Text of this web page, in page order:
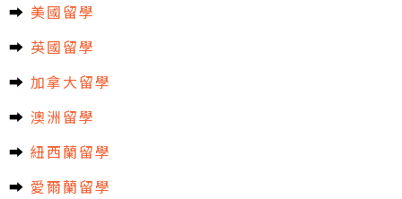
➡︎ 美國留學
➡︎ 英國留學
➡︎ 加拿大留學
➡︎ 澳洲留學
➡︎ 紐西蘭留學
➡︎ 愛爾蘭留學